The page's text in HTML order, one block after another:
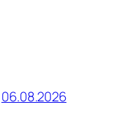
06.08.2026